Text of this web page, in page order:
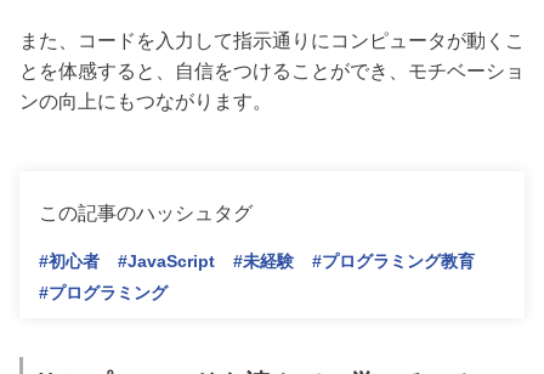
また、コードを入力して指示通りにコンピュータが動くこ
とを体感すると、自信をつけることができ、モチベーショ
ンの向上にもつながります。
この記事のハッシュタグ
#初心者 #JavaScript #未経験
#プログラミング教育
#プログラミング